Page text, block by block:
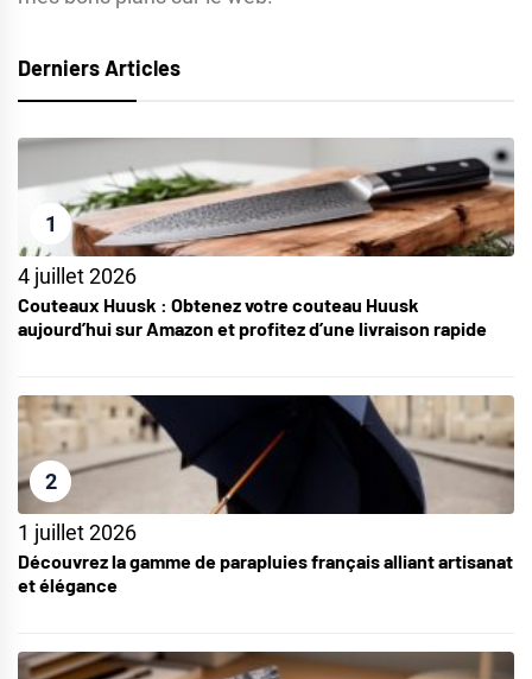
Derniers Articles
1
4 juillet 2026
Couteaux Huusk : Obtenez votre couteau Huusk
aujourd’hui sur Amazon et profitez d’une livraison rapide
2
1 juillet 2026
Découvrez la gamme de parapluies français alliant artisanat
et élégance